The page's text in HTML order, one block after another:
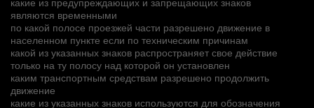
являются временными
по какой полосе проезжей части разрешено движение в
населенном пункте если по техническим причинам
какой из указанных знаков распространяет свое действие
только на ту полосу над которой он установлен
каким транспортным средствам разрешено продолжить
движение
какие из указанных знаков используются для обозначения